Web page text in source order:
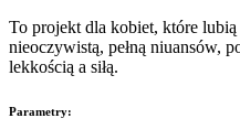
To projekt dla kobiet, które
nieoczywistą, pełną niuansów,
lekkością a siłą.
Parametry: